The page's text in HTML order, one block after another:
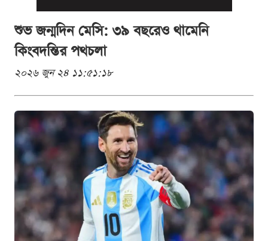
শুভ জন্মদিন মেসি: ৩৯ বছরেও থামেনি
কিংবদন্তির পথচলা
২০২৬ জুন ২৪ ১১:৫১:১৮